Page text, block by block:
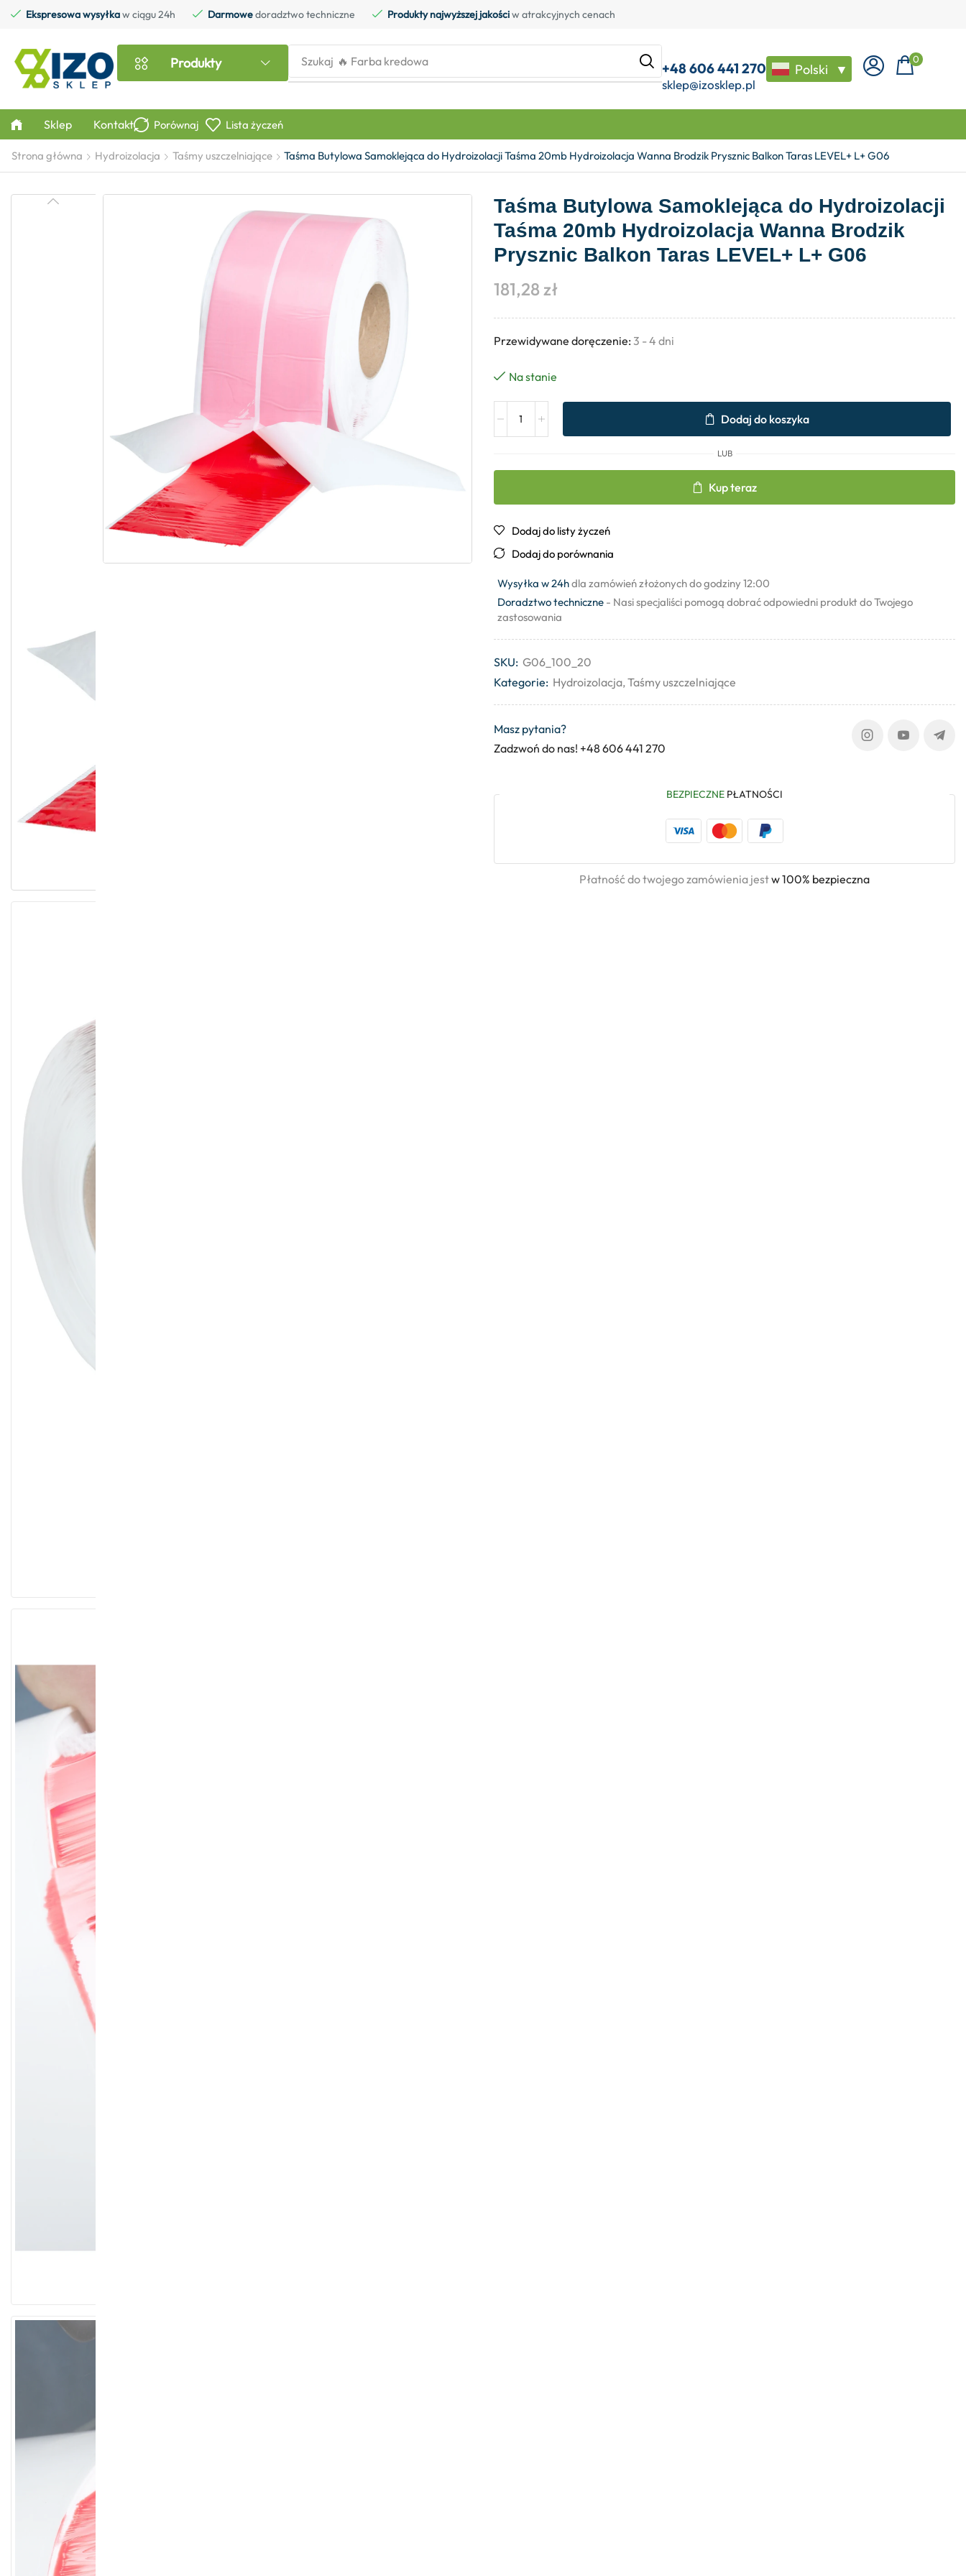
Ekspresowa wysyłkaw ciągu 24h Darmowedoradztwo techniczne Produkty najwyższej jakościw atrakcyjnych cenach
Produkty Szukaj 🔥 Farba kredowa +48 606 441 270
sklep@izosklep.pl
Polski ▼
0
Sklep Kontakt Porównaj Lista życzeń
Strona główna Hydroizolacja Taśmy uszczelniające Taśma Butylowa Samoklejąca do Hydroizolacji Taśma 20mb Hydroizolacja Wanna Brodzik Prysznic Balkon Taras LEVEL+ L+ G06
Taśma Butylowa Samoklejąca do Hydroizolacji
Taśma 20mb Hydroizolacja Wanna Brodzik
Prysznic Balkon Taras LEVEL+ L+ G06
181,28 zł
Przewidywane doręczenie: 3 - 4 dni
Na stanie
Dodaj do koszyka
LUB
Kup teraz
Dodaj do listy życzeń
Dodaj do porównania
Wysyłka w 24hdla zamówień złożonych do godziny 12:00
Doradztwo techniczne - Nasi specjaliści pomogą dobrać odpowiedni produkt do Twojego
zastosowania
SKU: G06_100_20
Kategorie: Hydroizolacja,Taśmy uszczelniające
Masz pytania?
Zadzwoń do nas! +48 606 441 270
BEZPIECZNE PŁATNOŚCI
Płatność do twojego zamówienia jestw 100% bezpieczna